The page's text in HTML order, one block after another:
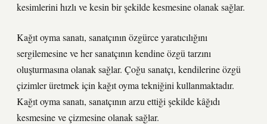
kesimlerini hızlı ve kesin bir şekilde kesmesine olanak sağlar.
Kağıt oyma sanatı, sanatçının özgürce yaratıcılığını
sergilemesine ve her sanatçının kendine özgü tarzını
oluşturmasına olanak sağlar. Çoğu sanatçı, kendilerine özgü
çizimler üretmek için kağıt oyma tekniğini kullanmaktadır.
Kağıt oyma sanatı, sanatçının arzu ettiği şekilde kâğıdı
kesmesine ve çizmesine olanak sağlar.